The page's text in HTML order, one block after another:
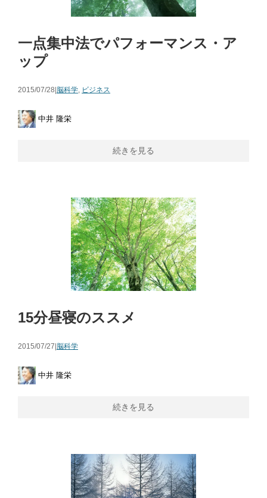
一点集中法でパフォーマンス・ア
ップ
2015/07/28|脳科学 ビジネス
中井 隆栄
続きを見る
15分昼寝のススメ
2015/07/27| 脳科学
中井 隆栄
続きを見る